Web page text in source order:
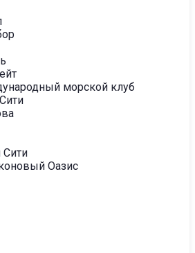
морской клуб
Оазис